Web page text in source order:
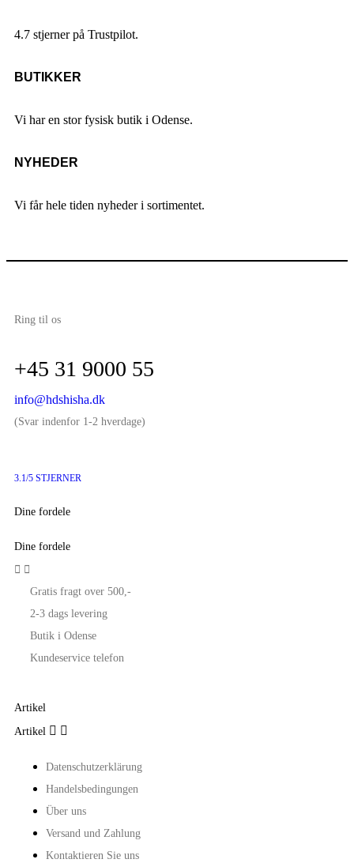
4.7 stjerner på Trustpilot.
BUTIKKER
Vi har en stor fysisk butik i Odense.
NYHEDER
Vi får hele tiden nyheder i sortimentet.
Ring til os
+45 31 9000 55
info@hdshisha.dk
(Svar indenfor 1-2 hverdage)
3.1/5 STJERNER
Dine fordele
Dine fordele
 
Gratis fragt over 500,-
2-3 dags levering
Butik i Odense
Kundeservice telefon
Artikel
Artikel  
Datenschutzerklärung
Handelsbedingungen
Über uns
Versand und Zahlung
Kontaktieren Sie uns